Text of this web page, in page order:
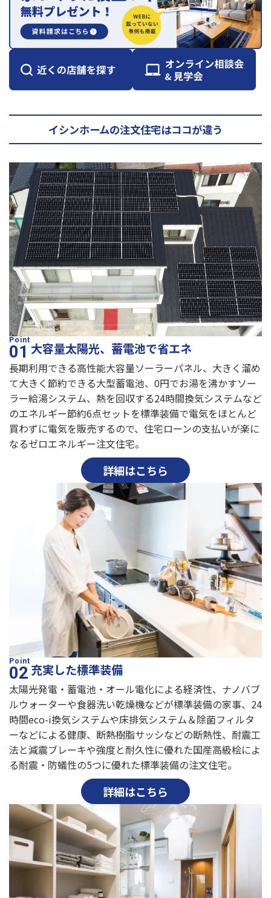
イシンホームの注文住宅はココが違う
大容量太陽光、蓄電池で省エネ
長期利用できる高性能大容量ソーラーパネル、大きく溜め
て大きく節約できる大型蓄電池、0円でお湯を沸かすソー
ラー給湯システム、熱を回収する24時間換気システムなど
のエネルギー節約6点セットを標準装備で電気をほとんど
買わずに電気を販売するので、住宅ローンの支払いが楽に
なるゼロエネルギー注文住宅。
詳細はこちら
充実した標準装備
太陽光発電・蓄電池・オール電化による経済性、ナノバブ
ルウォーターや食器洗い乾燥機などが標準装備の家事、24
時間eco-i換気システムや床排気システム＆除菌フィルタ
ーなどによる健康、断熱樹脂サッシなどの断熱性、耐震工
法と減震ブレーキや強度と耐久性に優れた国産高級桧によ
る耐震・防蟻性の5つに優れた標準装備の注文住宅。
詳細はこちら